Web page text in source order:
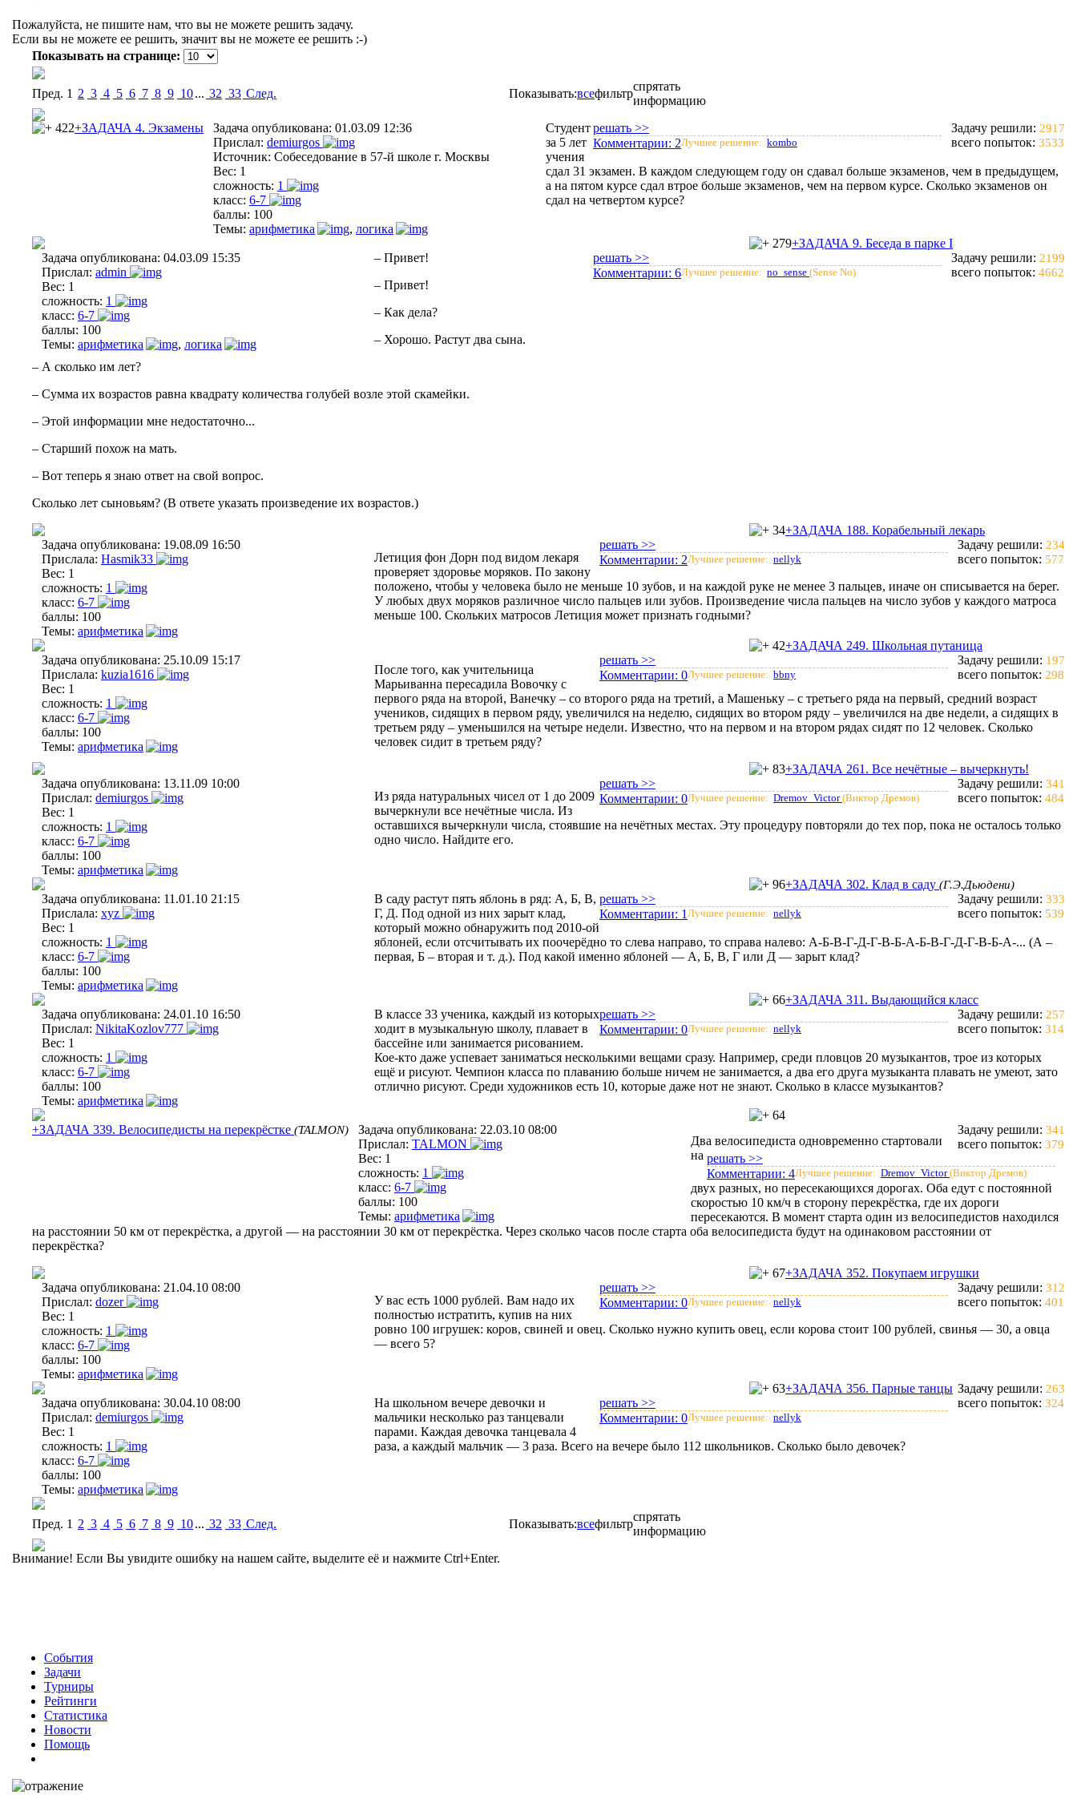
Пожалуйста, не пишите нам, что вы не можете решить задачу.
Если вы не можете ее решить, значит вы не можете ее решить :-)
Показывать на странице:
Пред. 1 2 3 4 5 6 7 8 9 10... 32 33 Cлед. Показывать:всефильтр
спрятать
информацию
422+ЗАДАЧА 4. Экзамены Задачу решили: 2917
всего попыток: 3533
Задача опубликована: 01.03.09 12:36
Прислал: demiurgos
Источник: Собеседование в 57-й школе г. Москвы
Вес: 1
сложность: 1
класс: 6-7
баллы: 100
Темы: арифметика , логика
решать >>
Комментарии: 2Лучшее решение: kombo
Студент
за 5 лет
учения
сдал 31 экзамен. В каждом следующем году он сдавал больше экзаменов, чем в предыдущем,
а на пятом курсе сдал втрое больше экзаменов, чем на первом курсе. Сколько экзаменов он
сдал на четвертом курсе?
279+ЗАДАЧА 9. Беседа в парке I
Задачу решили: 2199
всего попыток: 4662
Задача опубликована: 04.03.09 15:35
Прислал: admin
Вес: 1
сложность: 1
класс: 6-7
баллы: 100
Темы: арифметика , логика
решать >>
Комментарии: 6Лучшее решение: no_sense (Sense No)
– Привет!
– Привет!
– Как дела?
– Хорошо. Растут два сына.
– А сколько им лет?
– Сумма их возрастов равна квадрату количества голубей возле этой скамейки.
– Этой информации мне недостаточно...
– Старший похож на мать.
– Вот теперь я знаю ответ на свой вопрос.
Сколько лет сыновьям? (В ответе указать произведение их возрастов.)
34+ЗАДАЧА 188. Корабельный лекарь
Задачу решили: 234
всего попыток: 577
Задача опубликована: 19.08.09 16:50
Прислала: Hasmik33
Вес: 1
сложность: 1
класс: 6-7
баллы: 100
Темы: арифметика
решать >>
Комментарии: 2Лучшее решение: nellyk
Летиция фон Дорн под видом лекаря
проверяет здоровье моряков. По закону
положено, чтобы у человека было не меньше 10 зубов, и на каждой руке не менее 3 пальцев, иначе он списывается на берег.
У любых двух моряков различное число пальцев или зубов. Произведение числа пальцев на число зубов у каждого матроса
меньше 100. Скольких матросов Летиция может признать годными?
42+ЗАДАЧА 249. Школьная путаница
Задачу решили: 197
всего попыток: 298
Задача опубликована: 25.10.09 15:17
Прислала: kuzia1616
Вес: 1
сложность: 1
класс: 6-7
баллы: 100
Темы: арифметика
решать >>
Комментарии: 0Лучшее решение: bbny
После того, как учительница
Марьиванна пересадила Вовочку с
первого ряда на второй, Ванечку – со второго ряда на третий, а Машеньку – с третьего ряда на первый, средний возраст
учеников, сидящих в первом ряду, увеличился на неделю, сидящих во втором ряду – увеличился на две недели, а сидящих в
третьем ряду – уменьшился на четыре недели. Известно, что на первом и на втором рядах сидят по 12 человек. Сколько
человек сидит в третьем ряду?
83+ЗАДАЧА 261. Все нечётные – вычеркнуть!
Задачу решили: 341
всего попыток: 484
Задача опубликована: 13.11.09 10:00
Прислал: demiurgos
Вес: 1
сложность: 1
класс: 6-7
баллы: 100
Темы: арифметика
решать >>
Комментарии: 0Лучшее решение: Dremov_Victor(Виктор Дремов)
Из ряда натуральных чисел от 1 до 2009
вычеркнули все нечётные числа. Из
оставшихся вычеркнули числа, стоявшие на нечётных местах. Эту процедуру повторяли до тех пор, пока не осталось только
одно число. Найдите его.
96+ЗАДАЧА 302. Клад в саду (Г.Э.Дьюдени)
Задачу решили: 333
всего попыток: 539
Задача опубликована: 11.01.10 21:15
Прислала: xyz
Вес: 1
сложность: 1
класс: 6-7
баллы: 100
Темы: арифметика
решать >>
Комментарии: 1 Лучшее решение: nellyk
В саду растут пять яблонь в ряд: А, Б, В,
Г, Д. Под одной из них зарыт клад,
который можно обнаружить под 2010-ой
яблоней, если отсчитывать их поочерёдно то слева направо, то справа налево: А-Б-В-Г-Д-Г-В-Б-А-Б-В-Г-Д-Г-В-Б-А-... (А –
первая, Б – вторая и т. д.). Под какой именно яблоней — А, Б, В, Г или Д — зарыт клад?
66+ЗАДАЧА 311. Выдающийся класс
Задачу решили: 257
всего попыток: 314
Задача опубликована: 24.01.10 16:50
Прислал: NikitaKozlov777
Вес: 1
сложность: 1
класс: 6-7
баллы: 100
Темы: арифметика
решать >>
Комментарии: 0Лучшее решение: nellyk
В классе 33 ученика, каждый из которых
ходит в музыкальную школу, плавает в
бассейне или занимается рисованием.
Кое-кто даже успевает заниматься несколькими вещами сразу. Например, среди пловцов 20 музыкантов, трое из которых
ещё и рисуют. Чемпион класса по плаванию больше ничем не занимается, а два его друга музыканта плавать не умеют, зато
отлично рисуют. Среди художников есть 10, которые даже нот не знают. Сколько в классе музыкантов?
64
+ЗАДАЧА 339. Велосипедисты на перекрёстке (TALMON) Задачу решили: 341
всего попыток: 379
Задача опубликована: 22.03.10 08:00
Прислал: TALMON
Вес: 1
сложность: 1
класс: 6-7
баллы: 100
Темы: арифметика
решать >>
Комментарии: 4Лучшее решение: Dremov_Victor(Виктор Дремов)
Два велосипедиста одновременно стартовали
на
двух разных, но пересекающихся дорогах. Оба едут с постоянной
скоростью 10 км/ч в сторону перекрёстка, где их дороги
пересекаются. В момент старта один из велосипедистов находился
на расстоянии 50 км от перекрёстка, а другой — на расстоянии 30 км от перекрёстка. Через сколько часов после старта оба велосипедиста будут на одинаковом расстоянии от
перекрёстка?
67+ЗАДАЧА 352. Покупаем игрушки
Задачу решили: 312
всего попыток: 401
Задача опубликована: 21.04.10 08:00
Прислал: dozer
Вес: 1
сложность: 1
класс: 6-7
баллы: 100
Темы: арифметика
решать >>
Комментарии: 0Лучшее решение: nellyk
У вас есть 1000 рублей. Вам надо их
полностью истратить, купив на них
ровно 100 игрушек: коров, свиней и овец. Сколько нужно купить овец, если корова стоит 100 рублей, свинья — 30, а овца
— всего 5?
63+ЗАДАЧА 356. Парные танцы Задачу решили: 263
всего попыток: 324
Задача опубликована: 30.04.10 08:00
Прислал: demiurgos
Вес: 1
сложность: 1
класс: 6-7
баллы: 100
Темы: арифметика
решать >>
Комментарии: 0Лучшее решение: nellyk
На школьном вечере девочки и
мальчики несколько раз танцевали
парами. Каждая девочка танцевала 4
раза, а каждый мальчик — 3 раза. Всего на вечере было 112 школьников. Сколько было девочек?
Пред. 1 2 3 4 5 6 7 8 9 10... 32 33 Cлед. Показывать:всефильтр
спрятать
информацию
Внимание! Если Вы увидите ошибку на нашем сайте, выделите её и нажмите Ctrl+Enter.
События
Задачи
Турниры
Рейтинги
Статистика
Новости
Помощь